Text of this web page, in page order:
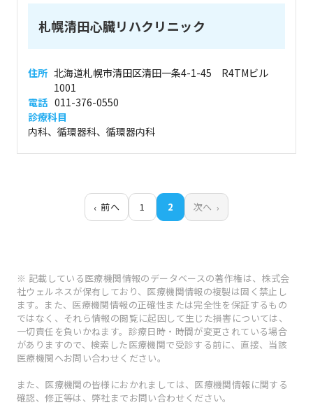
札幌清田心臓リハクリニック
住所 北海道札幌市清田区清田一条4-1-45 R4TMビル
1001
電話 011-376-0550
診療科目
内科、循環器科、循環器内科
前へ 1 2 次へ
※ 記載している医療機関情報のデータベースの著作権は、株式会
社ウェルネスが保有しており、医療機関情報の複製は固く禁止し
ます。また、医療機関情報の正確性または完全性を保証するもの
ではなく、それら情報の閲覧に起因して生じた損害については、
一切責任を負いかねます。診療日時・時間が変更されている場合
がありますので、検索した医療機関で受診する前に、直接、当該
医療機関へお問い合わせください。
また、医療機関の皆様におかれましては、医療機関情報に関する
確認、修正等は、弊社までお問い合わせください。